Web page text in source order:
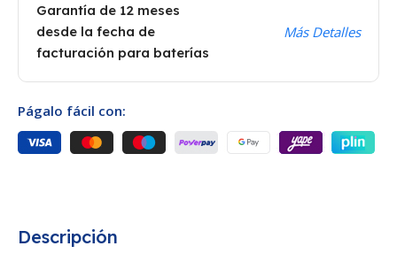
Descripción
Garantía de 12 meses
desde la fecha de
facturación para baterías
Más Detalles
Págalo fácil con: